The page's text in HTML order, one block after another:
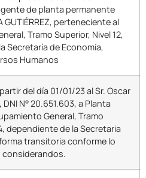
de planta permanente
GUTIÉRREZ, perteneciente al
Tramo Superior, Nivel 12,
Secretaría de Economía,
Humanos
partir del día 01/01/23 al Sr. Oscar
N° 20.651.603, a Planta
General, Tramo
dependiente de la Secretaria
transitoria conforme lo